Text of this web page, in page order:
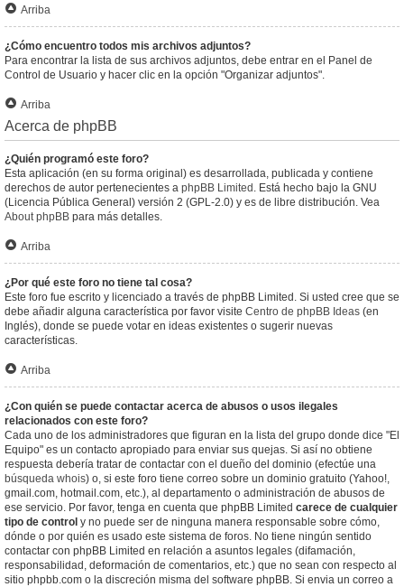
Arriba
¿Cómo encuentro todos mis archivos adjuntos?
Para encontrar la lista de sus archivos adjuntos, debe entrar en el Panel de
Control de Usuario y hacer clic en la opción "Organizar adjuntos".
Arriba
Acerca de phpBB
¿Quién programó este foro?
Esta aplicación (en su forma original) es desarrollada, publicada y contiene
derechos de autor pertenecientes a phpBB Limited . Está hecho bajo la GNU
(Licencia Pública General) versión 2 (GPL-2.0) y es de libre distribución. Vea
About phpBB para más detalles.
Arriba
¿Por qué este foro no tiene tal cosa?
Este foro fue escrito y licenciado a través de phpBB Limited. Si usted cree que se
debe añadir alguna característica por favor visite Centro de phpBB Ideas (en
Inglés), donde se puede votar en ideas existentes o sugerir nuevas
características.
Arriba
¿Con quién se puede contactar acerca de abusos o usos ilegales
relacionados con este foro?
Cada uno de los administradores que figuran en la lista del grupo donde dice "El
Equipo" es un contacto apropiado para enviar sus quejas. Si así no obtiene
respuesta debería tratar de contactar con el dueño del dominio (efectúe una
búsqueda whois) o, si este foro tiene correo sobre un dominio gratuito (Yahoo!,
gmail.com, hotmail.com, etc.), al departamento o administración de abusos de
ese servicio. Por favor, tenga en cuenta que phpBB Limited carece de cualquier
tipo de control y no puede ser de ninguna manera responsable sobre cómo,
dónde o por quién es usado este sistema de foros. No tiene ningún sentido
contactar con phpBB Limited en relación a asuntos legales (difamación,
responsabilidad, deformación de comentarios, etc.) que no sean con respecto al
sitio phpbb.com o la discreción misma del software phpBB. Si envia un correo a